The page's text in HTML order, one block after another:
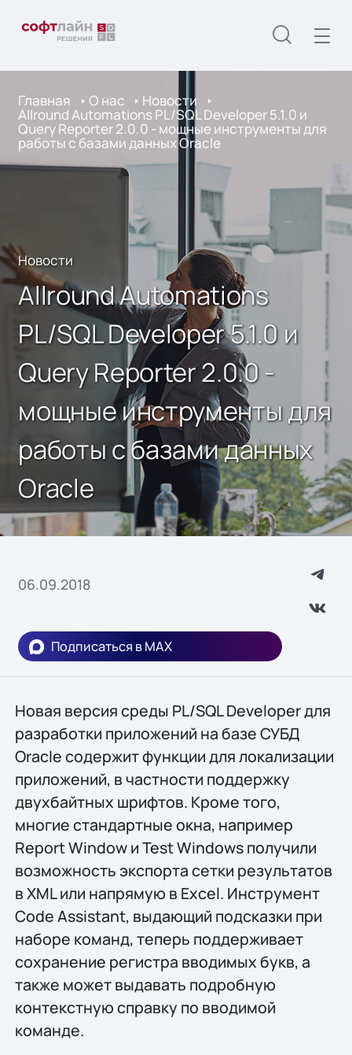
Главная О нас Новости
Allround Automations PL/SQL Developer 5.1.0 и
Query Reporter 2.0.0 - мощные инструменты для
работы с базами данных Oracle
Новости
Allround Automations
PL/SQL Developer 5.1.0 и
Query Reporter 2.0.0 -
мощные инструменты для
работы с базами данных
Oracle
06.09.2018
Подписаться в MAX
Новая версия среды PL/SQL Developer для
разработки приложений на базе СУБД
Oracle содержит функции для локализации
приложений, в частности поддержку
двухбайтных шрифтов. Кроме того,
многие стандартные окна, например
Report Window и Test Windows получили
возможность экспорта сетки результатов
в XML или напрямую в Excel. Инструмент
Code Assistant, выдающий подсказки при
наборе команд, теперь поддерживает
сохранение регистра вводимых букв, а
также может выдавать подробную
контекстную справку по вводимой
команде.